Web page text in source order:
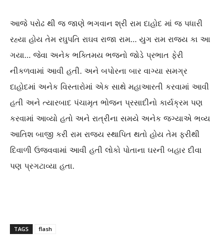
આજે પરોઢ થી જ જાણે ભગવાન શ્રી રામ દાહોદ માં જ પધારી
રહ્યા હોય તેમ રઘુપતિ રાઘવ રાજા રામ… યુગ રામ રાજ્ય કા આ
ગયા… જેવા અનેક ભક્તિમય ભજનો જોડે પ્રભાત ફેરી
નીકળવામાં આવી હતી. અને બપોરના બાર વાગ્યા સમગ્ર
દાહોદમાં અનેક વિસ્તારોમાં એક સાથે મહાઆરતી કરવામાં આવી
હતી અને ત્યારબાદ પંચામૃત ભોજન પ્રસાદીનો કાર્યક્રમ પણ
કરવામાં આવ્યો હતો અને રાત્રીના સમયે અનેક જગ્યાએ ભવ્ય
આતિશ બાજી કરી રામ રાજ્ય સ્થાપિત થતો હોય તેમ ફરીથી
દિવાળી ઉજવવામાં આવી હતી લોકો પોતાના ઘરની બહાર દીવા
પણ પ્રગટાવ્યા હતા.
TAGS flash